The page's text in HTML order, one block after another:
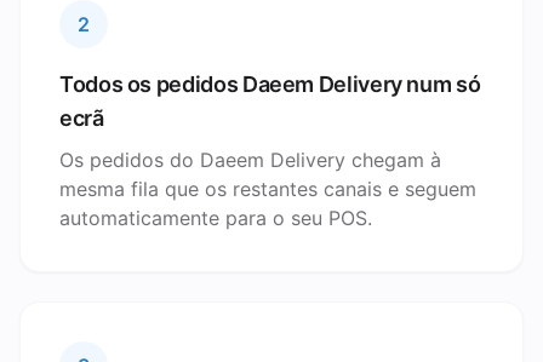
2
Todos os pedidos Daeem Delivery num só
ecrã
Os pedidos do Daeem Delivery chegam à
mesma fila que os restantes canais e seguem
automaticamente para o seu POS.